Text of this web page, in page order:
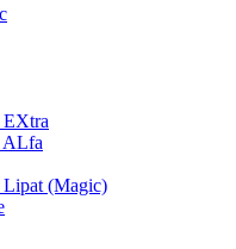
ALfa
(Magic)